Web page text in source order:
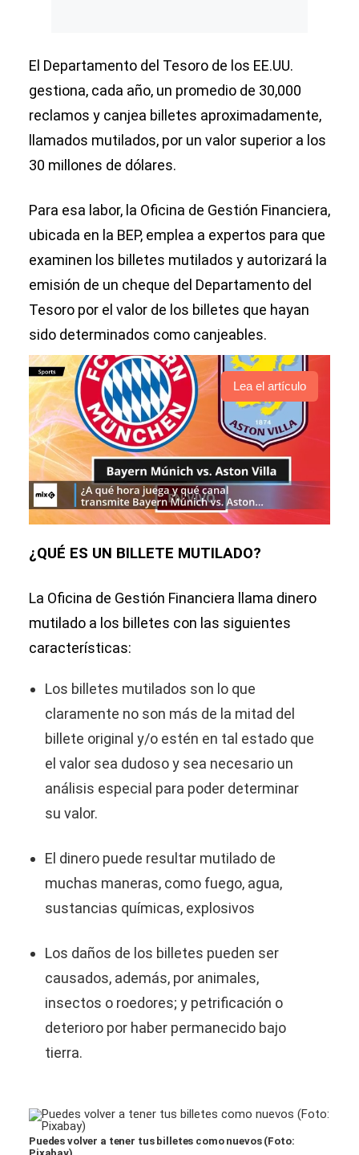
El Departamento del Tesoro de los EE.UU.
gestiona, cada año, un promedio de 30,000
reclamos y canjea billetes aproximadamente,
llamados mutilados, por un valor superior a los
30 millones de dólares.
Para esa labor, la Oficina de Gestión Financiera,
ubicada en la BEP, emplea a expertos para que
examinen los billetes mutilados y autorizará la
emisión de un cheque del Departamento del
Tesoro por el valor de los billetes que hayan
sido determinados como canjeables.
Lea el artículo
¿QUÉ ES UN BILLETE MUTILADO?
La Oficina de Gestión Financiera llama dinero
mutilado a los billetes con las siguientes
características:
Los billetes mutilados son lo que
claramente no son más de la mitad del
billete original y/o estén en tal estado que
el valor sea dudoso y sea necesario un
análisis especial para poder determinar
su valor.
El dinero puede resultar mutilado de
muchas maneras, como fuego, agua,
sustancias químicas, explosivos
Los daños de los billetes pueden ser
causados, además, por animales,
insectos o roedores; y petrificación o
deterioro por haber permanecido bajo
tierra.
Puedes volver a tener tus billetes como nuevos (Foto: